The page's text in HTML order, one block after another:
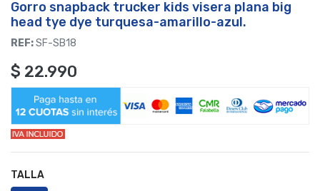
Gorro snapback trucker kids visera plana big
head tye dye turquesa-amarillo-azul.
REF:SF-SB18
$ 22.990
TALLA